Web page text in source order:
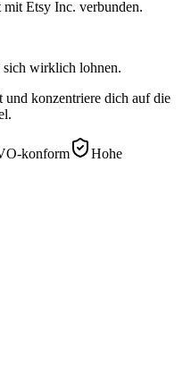
Etsy Inc. verbunden.
wirklich lohnen.
konzentriere dich auf die
konform
Hohe